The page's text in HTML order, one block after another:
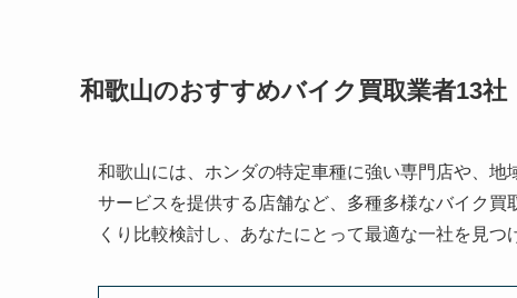
和歌山のおすすめバイク買取業者13社
和歌山には、ホンダの特定車種に強い専門店や、
サービスを提供する店舗など、多種多様なバイク
くり比較検討し、あなたにとって最適な一社を見つ